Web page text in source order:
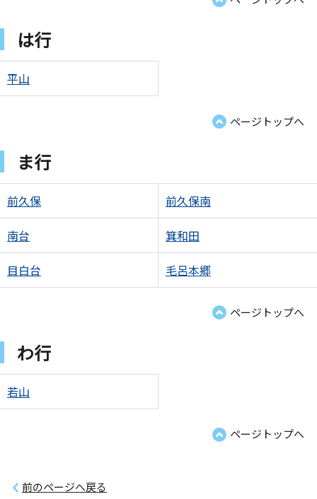
は行
平山
ページトップへ
ま行
前久保 前久保南
南台 箕和田
目白台 毛呂本郷
ページトップへ
わ行
若山
ページトップへ
前のページへ戻る